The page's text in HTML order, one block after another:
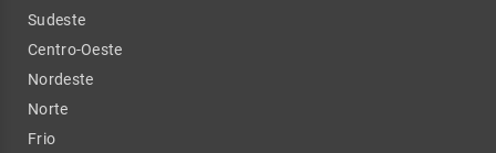
Sudeste
Centro-Oeste
Nordeste
Norte
Frio